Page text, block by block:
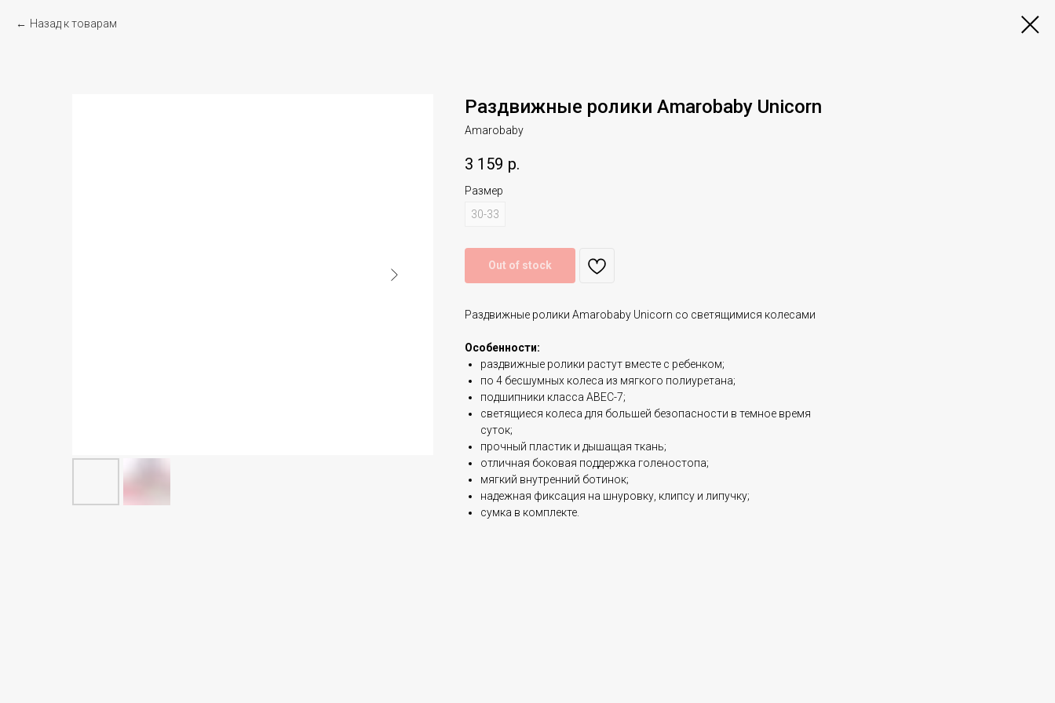
Назад к товарам
Раздвижные ролики Amarobaby Unicorn
Amarobaby
3 159 р.
Размер
30-33
Out of stock
Раздвижные ролики Amarobaby Unicorn со светящимися колесами
Особенности:
раздвижные ролики растут вместе с ребенком;
по 4 бесшумных колеса из мягкого полиуретана;
подшипники класса ABEC-7;
светящиеся колеса для большей безопасности в темное время
суток;
прочный пластик и дышащая ткань;
отличная боковая поддержка голеностопа;
мягкий внутренний ботинок;
надежная фиксация на шнуровку, клипсу и липучку;
сумка в комплекте.